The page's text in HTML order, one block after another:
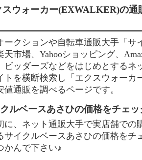
スウォーカー(EXWALKER)の通
ークションや自転車通販大手「サ
天市場、Yahooショッピング、
ビッダーズなどをはじめとするネ
トを横断検索し「エクスウォーカ
値通販を調べるページです。
ルベースあさひの価格をチェッ
に、ネット通販大手で実店舗での
サイクルベースあさひの価格をチ
かんで下さい♪